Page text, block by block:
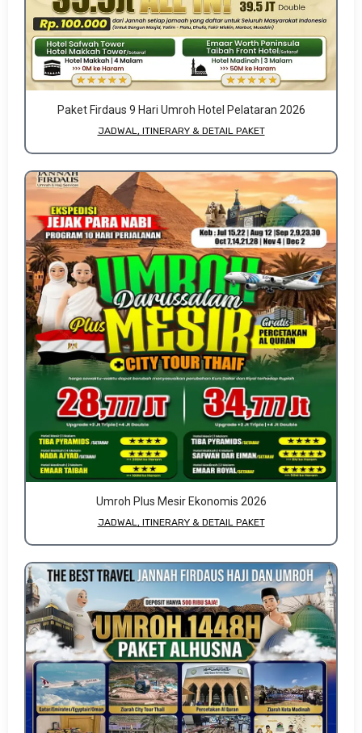
Paket Firdaus 9 Hari Umroh Hotel Pelataran 2026
JADWAL, ITINERARY & DETAIL PAKET
Umroh Plus Mesir Ekonomis 2026
JADWAL, ITINERARY & DETAIL PAKET